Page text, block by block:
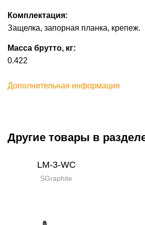
Комплектация:
Защелка, запорная планка, крепеж.
Масса брутто, кг:
0.422
Дополнительная информация
Другие товары в
LM-3-WC
SGraphite